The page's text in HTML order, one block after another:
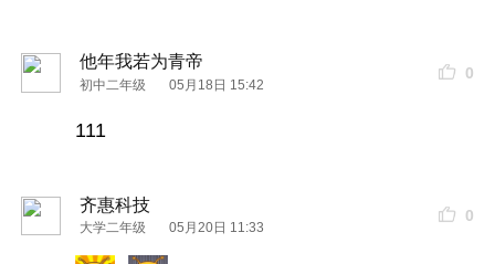
他年我若为青帝
初中二年级 05月18日 15:42
0
111
齐惠科技
大学二年级 05月20日 11:33
0